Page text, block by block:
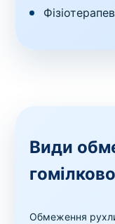
Види
Обмеження